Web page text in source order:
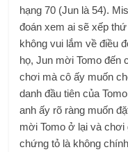
hạng 70 (Jun là 54).
đoán xem ai sẽ xếp
không vui lắm về điều
họ, Jun mời Tomo đến
chơi mà cô ấy muốn
danh đầu tiên của
anh ấy rõ ràng muốn
mời Tomo ở lại và chơi
chứng tỏ là không